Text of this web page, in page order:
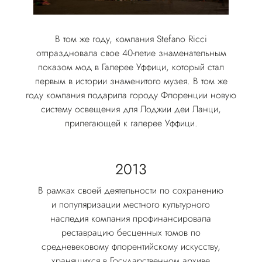
В том же году, компания Stefano Ricci
отпраздновала свое 40-летие знаменательным
показом мод в Галерее Уффици, который стал
первым в истории знаменитого музея. В том же
году компания подарила городу Флоренции новую
систему освещения для Лоджии деи Ланци,
прилегающей к галерее Уффици.
2013
В рамках своей деятельности по сохранению
и популяризации местного культурного
наследия компания профинансировала
реставрацию бесценных томов по
средневековому флорентийскому искусству,